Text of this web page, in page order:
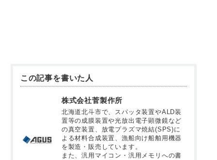
この記事を書いた人
株式会社菅製作所
北海道北斗市で、スパッタ装置やALD装
置等の成膜装置や光放出電子顕微鏡など
の真空装置、放電プラズマ焼結(SPS)に
よる材料合成装置、漁船向け船舶用機器
を製造・販売しています。
また、汎用マイコン・汎用メモリへの書